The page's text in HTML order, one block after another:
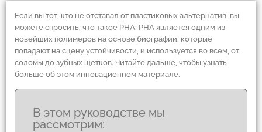
Если вы тот, кто не отставал от пластиковых альтернатив, вы
можете спросить, что такое PHA. PHA является одним из
новейших полимеров на основе биографии, которые
попадают на сцену устойчивости, и используется во всем, от
соломы до зубных щетков. Читайте дальше, чтобы узнать
больше об этом инновационном материале.
В этом руководстве мы
рассмотрим: